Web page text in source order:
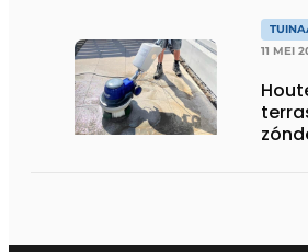
11 MEI